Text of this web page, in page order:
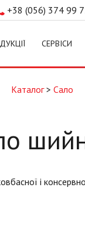
+38 (056) 374 99
СЕРВІСИ
Каталог> Сало
і